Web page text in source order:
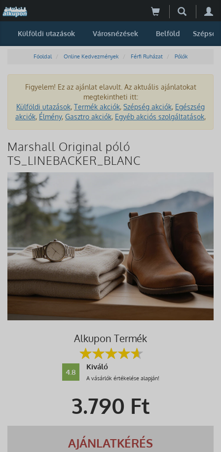
Külföldi utazások Városnézések Belföld Szépség
Főoldal Online Kedvezmények Férfi Ruházat Pólók
Figyelem! Ez az ajánlat elavult. Az aktuális ajánlatokat
megtekintheti itt:
Külföldi utazások, Termék akciók, Szépség akciók, Egészség
akciók, Élmény, Gasztro akciók, Egyéb akciós szolgáltatások,
Marshall Original póló
TS_LINEBACKER_BLANC
Alkupon Termék
4.8
Kiváló
A vásárlók értékelése alapján!
3.790 Ft
AJÁNLATKÉRÉS